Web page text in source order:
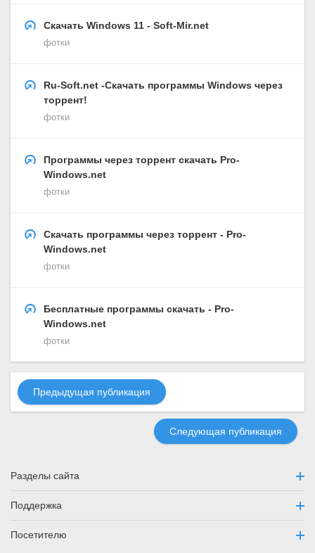
Скачать Windows 11 - Soft-Mir.net
фотки
Ru-Soft.net -Скачать программы Windows через
торрент!
фотки
Программы через торрент скачать Pro-
Windows.net
фотки
Скачать программы через торрент - Pro-
Windows.net
фотки
Бесплатные программы скачать - Pro-
Windows.net
фотки
Предыдущая публикация
Следующая публикация
Разделы сайта
Поддержка
Посетителю